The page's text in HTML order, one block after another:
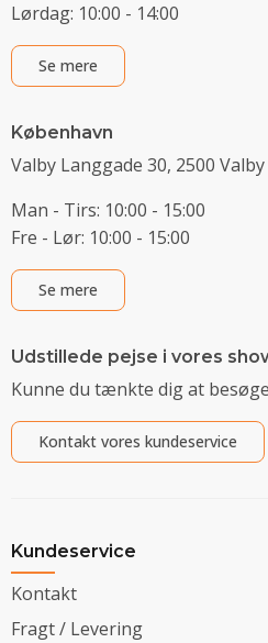
Lørdag: 10:00 - 14:00
Se mere
København
Valby Langgade 30, 2500 Valby
Man - Tirs: 10:00 - 15:00
Fre - Lør: 10:00 - 15:00
Se mere
Udstillede pejse i vores
Kunne du tænkte dig at
Kontakt vores kundeservice
Kundeservice
Kontakt
Fragt / Levering